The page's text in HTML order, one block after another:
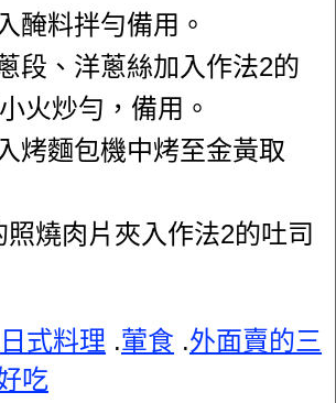
醃料拌勻備用。
段、洋蔥絲加入作法2的
火炒勻，備用。
烤麵包機中烤至金黃取
燒肉片夾入作法2的吐司
日式料理 .葷食 .外面賣的三
吃